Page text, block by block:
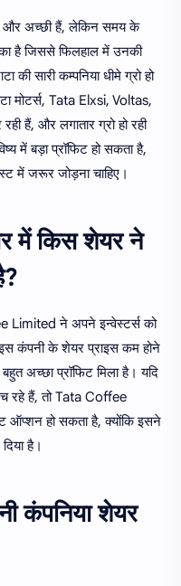
और अच्छी हैं, लेकिन समय के
है जिससे फिलहाल में उनकी
की सारी कम्पनिया धीमे ग्रो हो
मोटर्स, Tata Elxsi, Voltas,
हैं, और लगातार ग्रो हो रही
में बड़ा प्रॉफिट हो सकता है,
में जरूर जोड़ना चाहिए।
में किस शेयर ने
Limited ने अपने इन्वेस्टर्स को
इस कंपनी के शेयर प्राइस कम होने
अच्छा प्रॉफिट मिला है। यदि
रहे हैं, तो Tata Coffee
ऑप्शन हो सकता है, क्योंकि इसने
है।
कंपनिया शेयर